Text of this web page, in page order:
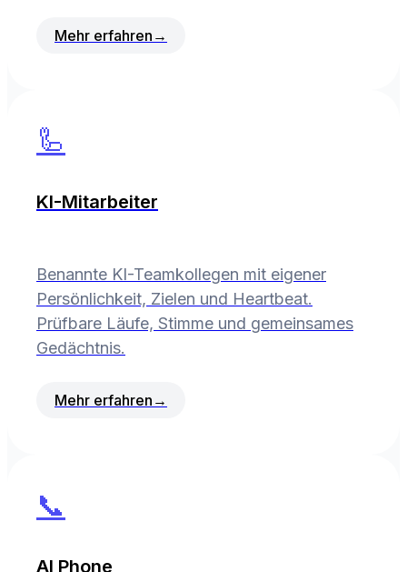
Mehr erfahren →
🦾
KI-Mitarbeiter
Benannte KI-Teamkollegen mit eigener
Persönlichkeit, Zielen und Heartbeat.
Prüfbare Läufe, Stimme und gemeinsames
Gedächtnis.
Mehr erfahren →
📞
AI Phone